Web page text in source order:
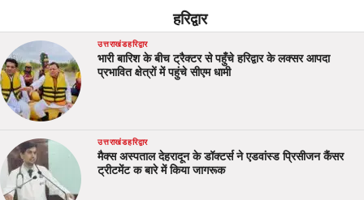
हरिद्वार
उत्तराखंडहरिद्वार
भारी बारिश के बीच ट्रैक्टर से पहुँचे हरिद्वार के लक्सर आपदा
प्रभावित क्षेत्रों में पहुंचे सीएम धामी
उत्तराखंडहरिद्वार
मैक्स अस्पताल देहरादून के डॉक्टर्स ने एडवांस्ड प्रिसीजन कैंसर
ट्रीटमेंट क बारे में किया जागरूक